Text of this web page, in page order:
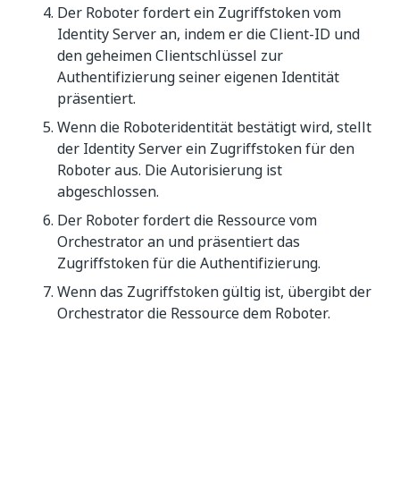
Der Roboter fordert ein Zugriffstoken vom
Identity Server an, indem er die Client-ID und
den geheimen Clientschlüssel zur
Authentifizierung seiner eigenen Identität
präsentiert.
Wenn die Roboteridentität bestätigt wird, stellt
der Identity Server ein Zugriffstoken für den
Roboter aus. Die Autorisierung ist
abgeschlossen.
Der Roboter fordert die Ressource vom
Orchestrator an und präsentiert das
Zugriffstoken für die Authentifizierung.
Wenn das Zugriffstoken gültig ist, übergibt der
Orchestrator die Ressource dem Roboter.